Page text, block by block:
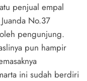
penjual empal
No.37
pengunjung.
pun hampir
ini sudah berdiri